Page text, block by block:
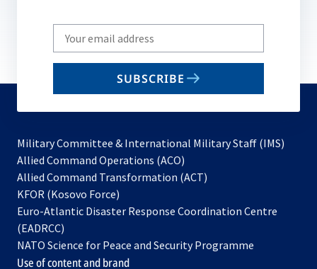
Write
your
email
SUBSCRIBE
Military Committee & International Military Staff (IMS)
Allied Command Operations (ACO)
in
new
Allied Command Transformation (ACT)
a
tab
KFOR (Kosovo Force)
in
new
tab
Euro-Atlantic Disaster Response Coordination Centre
(EADRCC)
NATO Science for Peace and Security Programme
Use of content and brand